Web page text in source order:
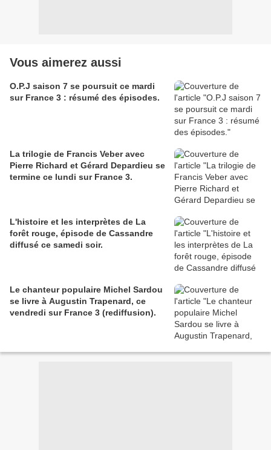
Vous aimerez aussi
O.P.J saison 7 se poursuit ce mardi
sur France 3 : résumé des épisodes.
La trilogie de Francis Veber avec
Pierre Richard et Gérard Depardieu se
termine ce lundi sur France 3.
L'histoire et les interprètes de La
forêt rouge, épisode de Cassandre
diffusé ce samedi soir.
Le chanteur populaire Michel Sardou
se livre à Augustin Trapenard, ce
vendredi sur France 3 (rediffusion).